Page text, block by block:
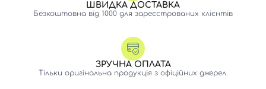
ШВИДКА ДОСТАВКА
Безкоштовна від 1000 для зареєстрованих клієнтів
ЗРУЧНА ОПЛАТА
Тільки оригінальна продукція з офіційних джерел.